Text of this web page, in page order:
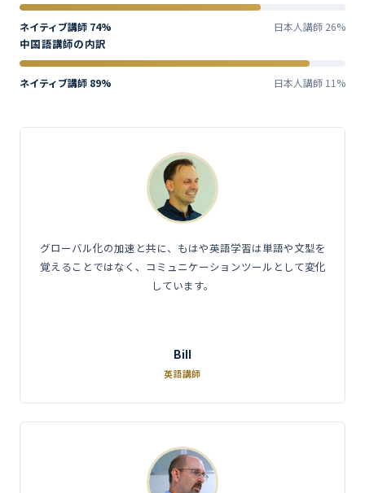
ネイティブ講師 74% 日本人講師 26%
中国語講師の内訳
ネイティブ講師 89% 日本人講師 11%
グローバル化の加速と共に、もはや英語学習は単語や文型を
覚えることではなく、コミュニケーションツールとして変化
しています。
Bill
英語講師